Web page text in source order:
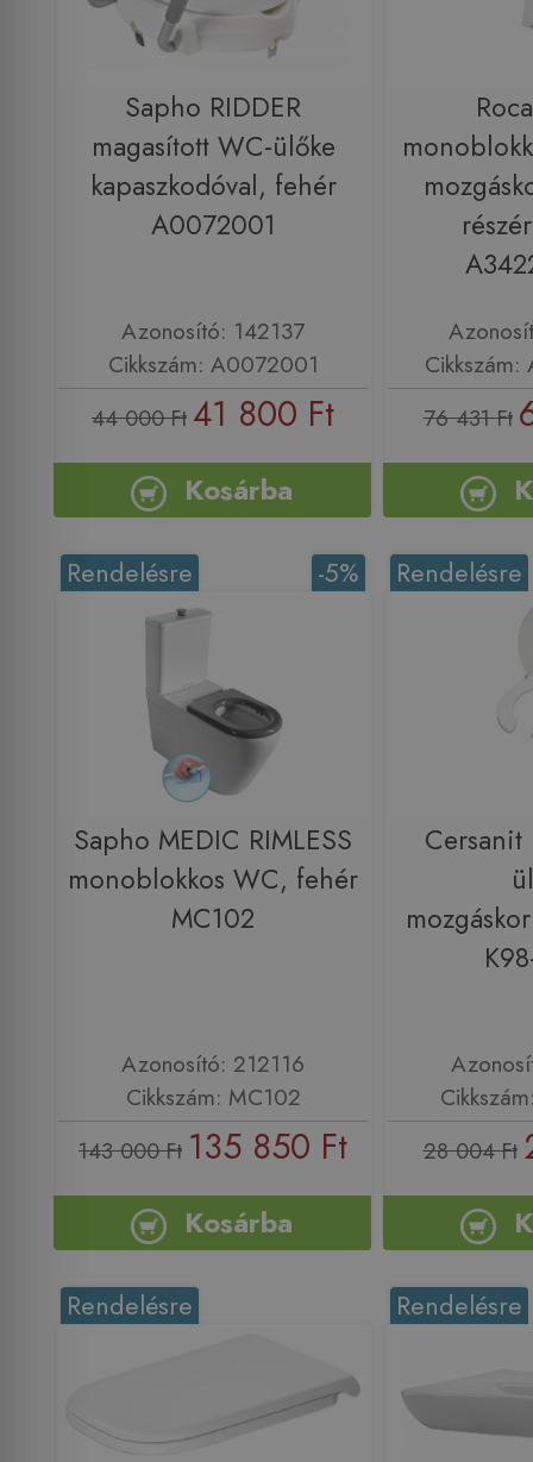
Sapho RIDDER
magasított WC-ülőke
kapaszkodóval, fehér
A0072001
Azonosító: 142137
Cikkszám: A0072001
44 000 Ft41 800 Ft
Kosárba
76 431 Ft
-5%
Rendelésre
Sapho MEDIC RIMLESS
monoblokkos WC, fehér
MC102
Azonosító: 212116
Cikkszám: MC102
143 000 Ft 135 850 Ft
Kosárba
Rendelésre
28 004 Ft
Rendelésre Rendelésre